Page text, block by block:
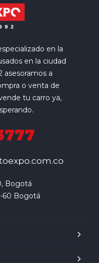
en la
en la ciudad
asesoramos a
o venta de
tu carro ya,
Bogotá
60 Bogotá